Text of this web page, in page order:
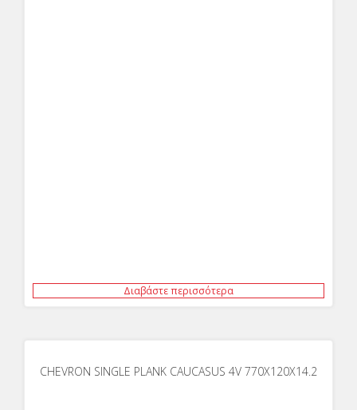
Διαβάστε περισσότερα
CHEVRON SINGLE PLANK CAUCASUS 4V 770X120X14.2